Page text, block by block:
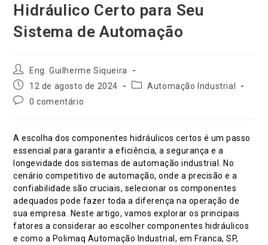
Hidráulico Certo para Seu
Sistema de Automação
Autor
do
post:
Eng. Guilherme Siqueira
Post
publicado:
12 de agosto de 2024
Categoria
Automação Industrial
Comentários
0 comentário
A escolha dos componentes hidráulicos certos é um passo
essencial para garantir a eficiência, a segurança e a
longevidade dos sistemas de automação industrial. No
cenário competitivo de automação, onde a precisão e a
confiabilidade são cruciais, selecionar os componentes
adequados pode fazer toda a diferença na operação de
sua empresa. Neste artigo, vamos explorar os principais
fatores a considerar ao escolher componentes hidráulicos
e como a Polimaq Automação Industrial, em Franca, SP,